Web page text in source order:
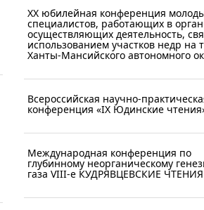
ХХ юбилейная конференция
специалистов, работающих в
осуществляющих деятельность,
использованием участков недр на
Ханты-Мансийского автономного
Всероссийская научно-
конференция «IX Юдинские
Международная конференция по
глубинному неорганическому
газа VIII-е КУДРЯВЦЕВСКИЕ ЧТЕНИЯ